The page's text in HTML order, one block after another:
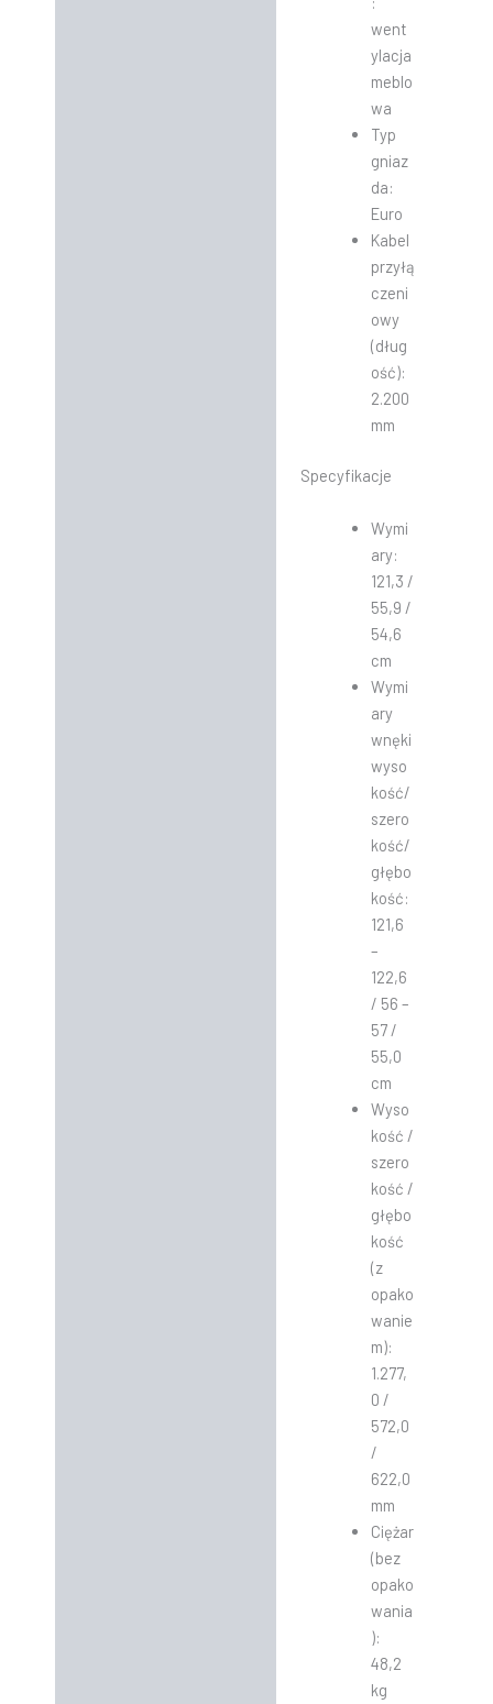
went
ylacja
meblo
wa
Typ
gniaz
da:
Euro
Kabel
przyłą
czeni
owy
(dług
ość):
2.200
mm
Specyfikacje
Wymi
ary:
121,3 /
55,9 /
54,6
cm
Wymi
ary
wnęki
wyso
kość/
szero
kość/
głębo
kość:
121,6
–
122,6
/ 56 –
57 /
55,0
cm
Wyso
kość /
szero
kość /
głębo
kość
(z
opako
wanie
m):
1.277,
0 /
572,0
/
622,0
mm
Ciężar
(bez
opako
wania
):
48,2
kg